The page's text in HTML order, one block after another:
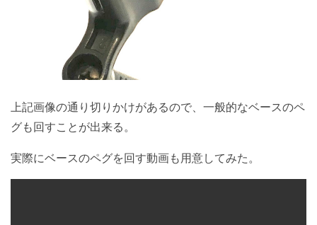
上記画像の通り切りかけがあるので、一般的なベースのペ
グも回すことが出来る。
実際にベースのペグを回す動画も用意してみた。